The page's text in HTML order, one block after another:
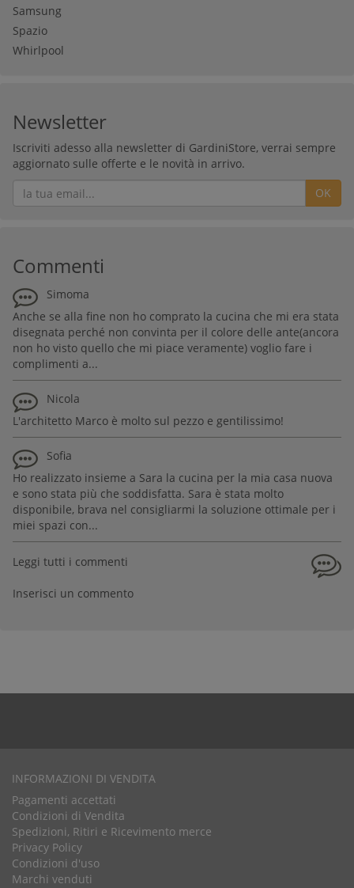
Samsung
Spazio
Whirlpool
Newsletter
Iscriviti adesso alla newsletter di GardiniStore, verrai sempre
aggiornato sulle offerte e le novità in arrivo.
OK
Commenti
Simoma
Anche se alla fine non ho comprato la cucina che mi era stata
disegnata perché non convinta per il colore delle ante(ancora
non ho visto quello che mi piace veramente) voglio fare i
complimenti a...
Nicola
L'architetto Marco è molto sul pezzo e gentilissimo!
Sofia
Ho realizzato insieme a Sara la cucina per la mia casa nuova
e sono stata più che soddisfatta. Sara è stata molto
disponibile, brava nel consigliarmi la soluzione ottimale per i
miei spazi con...
Leggi tutti i commenti
Inserisci un commento
INFORMAZIONI DI VENDITA
Pagamenti accettati
Condizioni di Vendita
Spedizioni, Ritiri e Ricevimento merce
Privacy Policy
Condizioni d'uso
Marchi venduti